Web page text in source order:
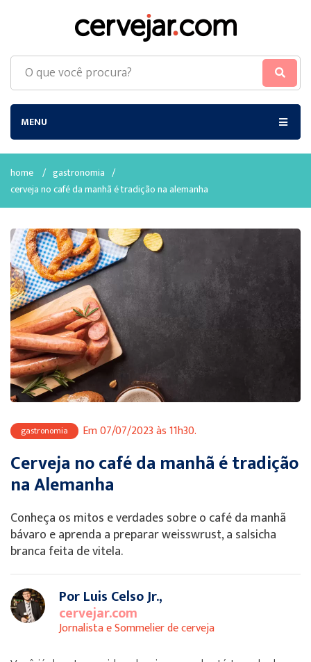
MENU
home / gastronomia /
cerveja no café da manhã é tradição na alemanha
gastronomia Em 07/07/2023 às 11h30.
Cerveja no café da manhã é tradição
na Alemanha
Conheça os mitos e verdades sobre o café da manhã
bávaro e aprenda a preparar weisswrust, a salsicha
branca feita de vitela.
Por Luis Celso Jr.,
cervejar.com
Jornalista e Sommelier de cerveja